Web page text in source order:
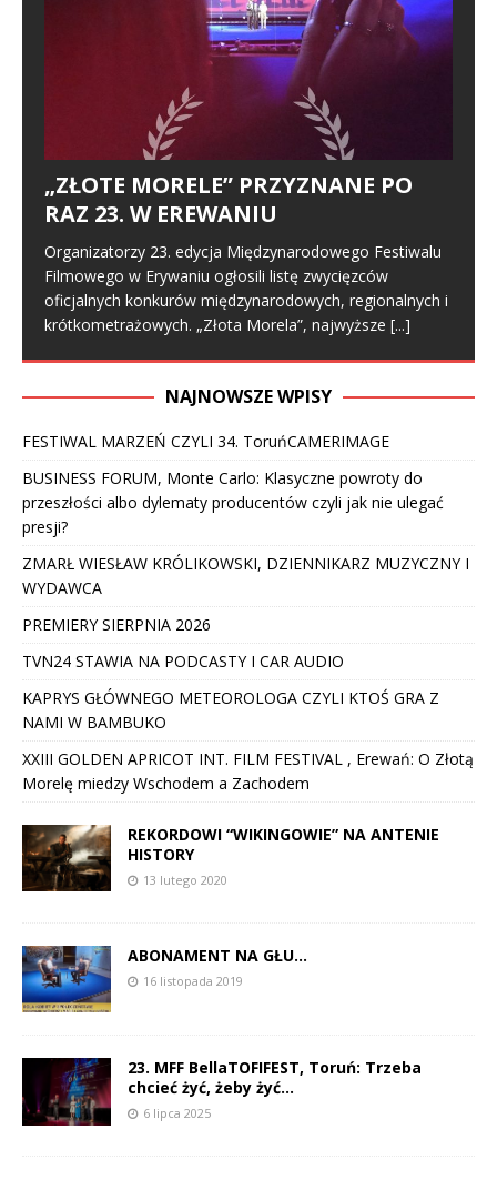
„ZŁOTE MORELE” PRZYZNANE PO
RAZ 23. W EREWANIU
Organizatorzy 23. edycja Międzynarodowego Festiwalu
Filmowego w Erywaniu ogłosili listę zwycięzców
oficjalnych konkurów międzynarodowych, regionalnych i
krótkometrażowych. „Złota Morela”, najwyższe [...]
NAJNOWSZE WPISY
FESTIWAL MARZEŃ CZYLI 34. ToruńCAMERIMAGE
BUSINESS FORUM, Monte Carlo: Klasyczne powroty do
przeszłości albo dylematy producentów czyli jak nie ulegać
presji?
ZMARŁ WIESŁAW KRÓLIKOWSKI, DZIENNIKARZ MUZYCZNY I
WYDAWCA
PREMIERY SIERPNIA 2026
TVN24 STAWIA NA PODCASTY I CAR AUDIO
KAPRYS GŁÓWNEGO METEOROLOGA CZYLI KTOŚ GRA Z
NAMI W BAMBUKO
XXIII GOLDEN APRICOT INT. FILM FESTIVAL , Erewań: O Złotą
Morelę miedzy Wschodem a Zachodem
REKORDOWI “WIKINGOWIE” NA ANTENIE
HISTORY
13 lutego 2020
ABONAMENT NA GŁU…
16 listopada 2019
23. MFF BellaTOFIFEST, Toruń: Trzeba
chcieć żyć, żeby żyć…
6 lipca 2025